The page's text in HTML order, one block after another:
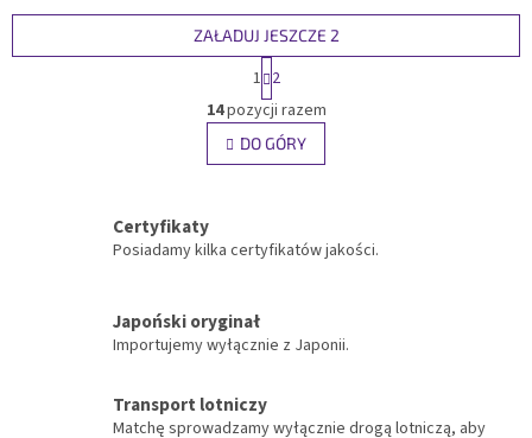
smakiem, aksamitną
konsystencją i wyrazistym
aromatem. Wysoka zawartość
gładką konsystencją.
Certyfikowana BIO, w pełni
przebadana laboratoryjnie.
Profesjonalny 200g czarny
matowy doypack...
K
o
n
t
k
s
ZAŁADUJ JESZCZE 2
P
a
g
i
n
a
1 2
14pozycji razem
DO GÓRY
Certyfikaty
Posiadamy kilka certyfikatów jakości.
Japoński oryginał
Importujemy wyłącznie z Japonii.
Transport lotniczy
Matchę sprowadzamy wyłącznie drogą lotniczą, aby